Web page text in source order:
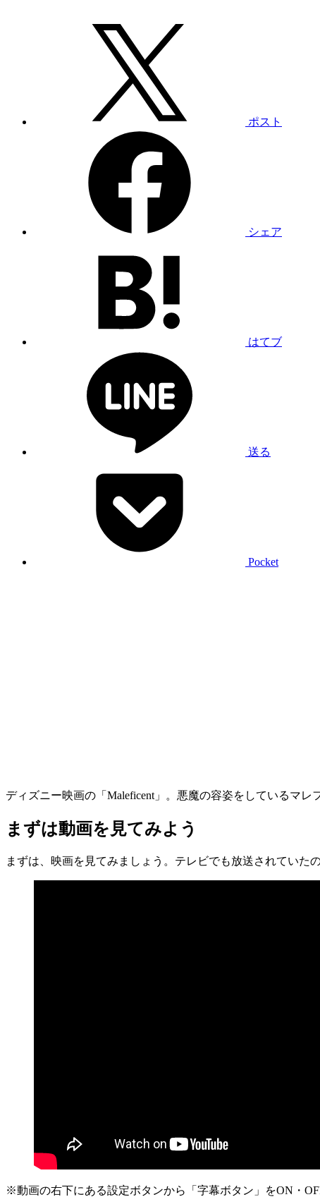
ポスト
シェア
はてブ
送る
Pocket
ディズニー映画の「Maleficent」。悪魔の容姿をしているマ
まずは動画を見てみよう
まずは、映画を見てみましょう。テレビでも放送されていた
※動画の右下にある設定ボタンから「字幕ボタン」をON・